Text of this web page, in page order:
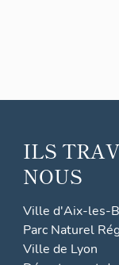
ILS
NOUS
Ville d'Aix-les-
Parc Naturel
Ville de Lyon